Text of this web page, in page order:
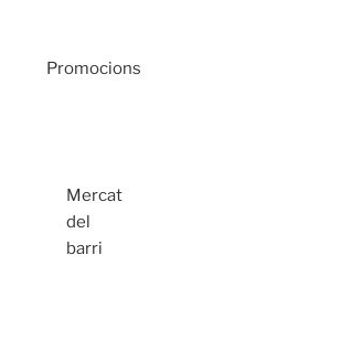
Promocions
Mercat
del
barri